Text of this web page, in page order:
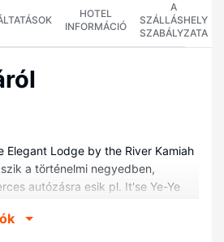
HOTEL
INFORMÁCIÓ
A
SZÁLLÁSHELY
SZABÁLYZATA
Elegant Lodge by the River Kamiah
a történelmi negyedben,
autózásra esik pl. It'se Ye-Ye
3,8 km-re található St Mary's